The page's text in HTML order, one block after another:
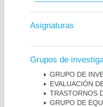
Asignaturas
Grupos de
GRUPO DE
EVALUACIÓN
TRASTORNOS
GRUPO DE